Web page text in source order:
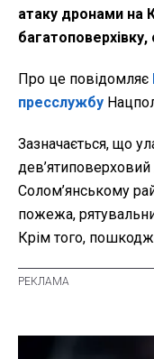
атаку дронами на
Про це повідомляє
пресслужбу
Зазначається, що
Солом’янському
пожежа,
Крім того,